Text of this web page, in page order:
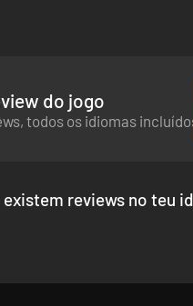
do jogo
todos os idiomas
existem reviews no teu